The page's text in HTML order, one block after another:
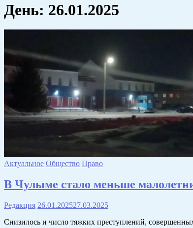
День: 26.01.2025
Актуальное Общество Право
В Чулыме стало меньше
Редакция 26.01.202527.03.2025
Снизилось и число тяжких преступлений,